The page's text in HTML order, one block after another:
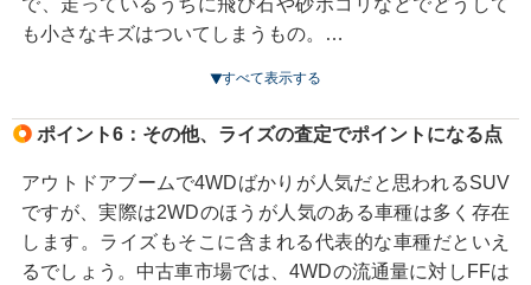
全体をアピールすることが大切です。具体的には、定期
ヤなどを適切に交換してきた、洗車や車内清掃をこまめ
に行っていたということをアピールすることが有効で
す。特にターボ車はこまめなオイル交換が肝になるの
で、きちんとメンテナンスしていた人はそれをアピール
してください。
走行距離は、車の価値を判断する上で重要な要素の一つ
一つです。自分の好みや車の用途に合わせて、最適なカ
ラーを選び、大切に乗りましょう。
も小さなキズはついてしまうもの。
た、「中古車は小さなキズがあるのは仕方ない」と思っ
ずそのままの状態で店頭に並べ、お客さんから希望が合
った場合のみ直すというケースもあります。そのため、
目立たない小キズならそのまま査定をお願いしてもいい
でしょう。
すべて表示する
ポイント6：その他、ライズの査定でポイントになる点
アウトドアブームで4WDばかりが人気だと思われるSUV
ですが、実際は2WDのほうが人気のある車種は多く存在
します。ライズもそこに含まれる代表的な車種だといえ
るでしょう。中古車市場では、4WDの流通量に対しFFは